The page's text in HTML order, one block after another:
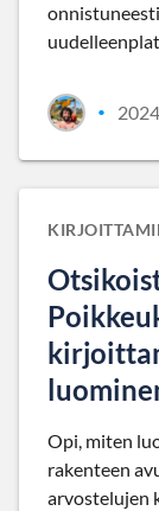
•
Opi, miten
rakenteen
arvostelujen